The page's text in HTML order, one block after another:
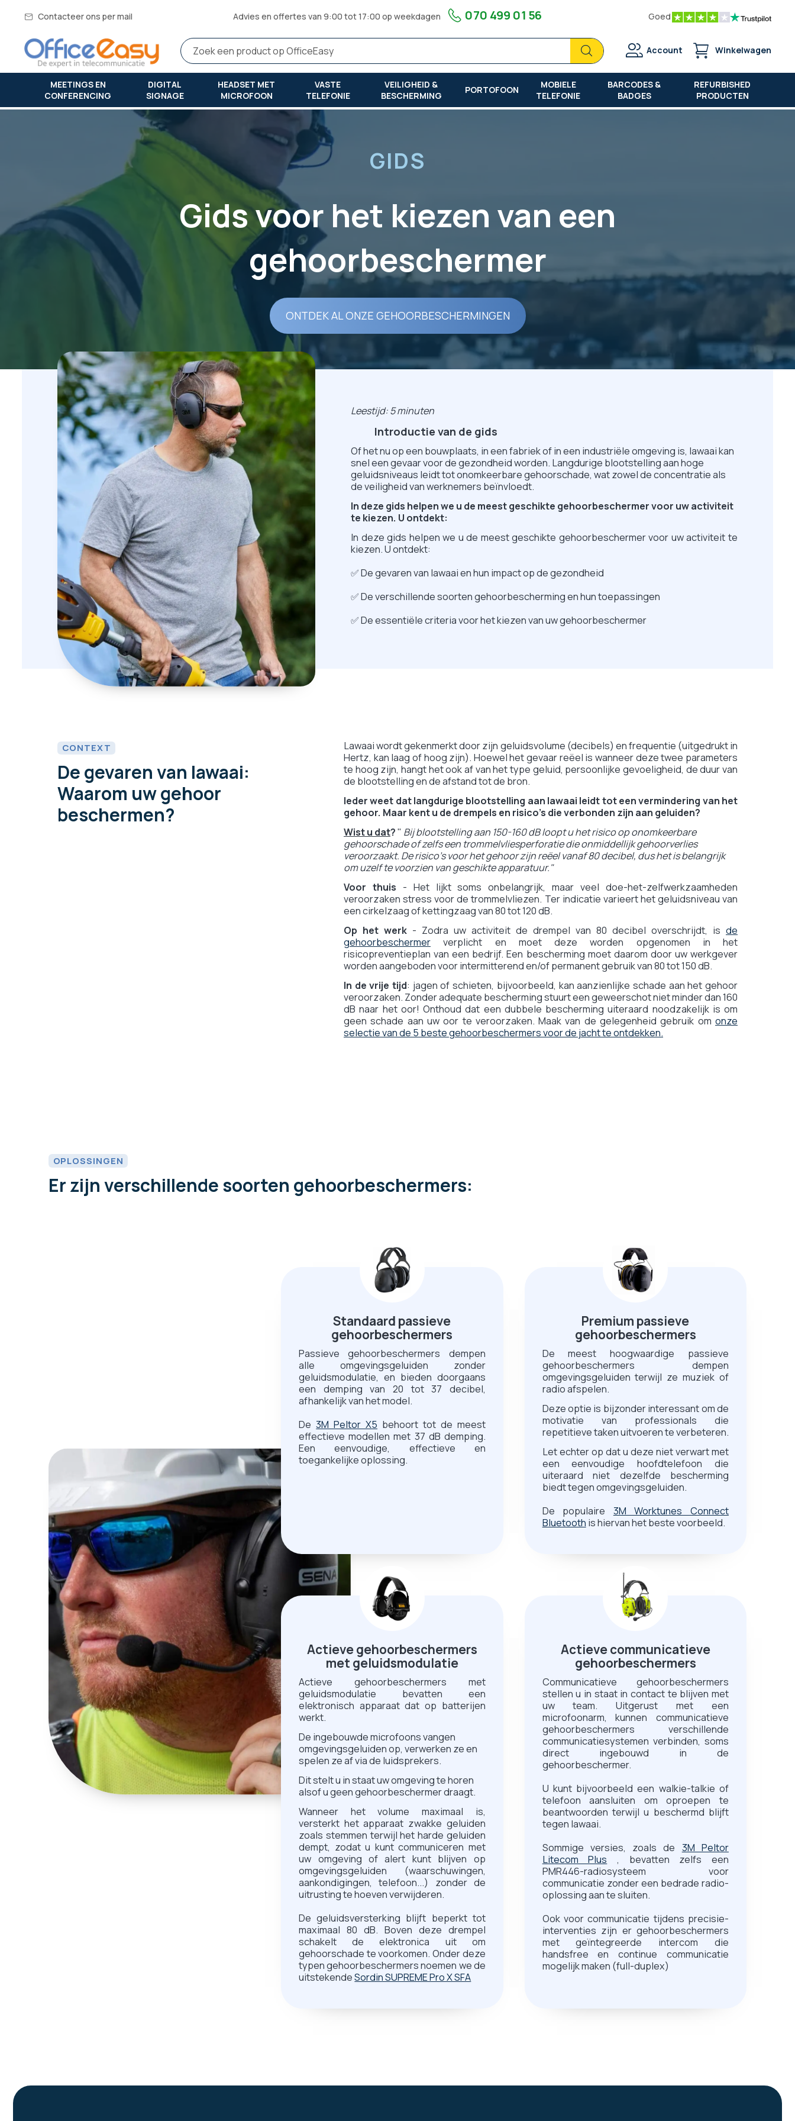
Contacteer ons per mail Advies en offertes van 9:00 tot 17:00 op weekdagen 070 499 01 56 Goed
Zoek
Zoek
Account Winkelwagen
MEETINGS EN
CONFERENCING
DIGITAL
SIGNAGE
HEADSET MET
MICROFOON
VASTE
TELEFONIE
VEILIGHEID &
BESCHERMING
PORTOFOON
MOBIELE
TELEFONIE
BARCODES &
BADGES
REFURBISHED
PRODUCTEN
Thuis koopgids voor gehoorbeschermers
GIDS
Gids voor het kiezen van een
gehoorbeschermer
ONTDEK AL ONZE GEHOORBESCHERMINGEN
Leestijd: 5 minuten
Introductie van de gids
Of het nu op een bouwplaats, in een fabriek of in een industriële omgeving is, lawaai kan
snel een gevaar voor de gezondheid worden. Langdurige blootstelling aan hoge
geluidsniveaus leidt tot onomkeerbare gehoorschade, wat zowel de concentratie als
de veiligheid van werknemers beïnvloedt.
In deze gids helpen we u de meest geschikte gehoorbeschermer voor uw activiteit
te kiezen. U ontdekt:
In deze gids helpen we u de meest geschikte gehoorbeschermer voor uw activiteit te
kiezen. U ontdekt:
✅ De gevaren van lawaai en hun impact op de gezondheid
✅ De verschillende soorten gehoorbescherming en hun toepassingen
✅ De essentiële criteria voor het kiezen van uw gehoorbeschermer
CONTEXT
De gevaren van lawaai:
Waarom uw gehoor
beschermen?
Lawaai wordt gekenmerkt door zijn geluidsvolume (decibels) en frequentie (uitgedrukt in
Hertz, kan laag of hoog zijn). Hoewel het gevaar reëel is wanneer deze twee parameters
te hoog zijn, hangt het ook af van het type geluid, persoonlijke gevoeligheid, de duur van
de blootstelling en de afstand tot de bron.
Ieder weet dat langdurige blootstelling aan lawaai leidt tot een vermindering van het
gehoor. Maar kent u de drempels en risico's die verbonden zijn aan geluiden?
Wist u dat?" Bij blootstelling aan 150-160 dB loopt u het risico op onomkeerbare
gehoorschade of zelfs een trommelvliesperforatie die onmiddellijk gehoorverlies
veroorzaakt. De risico's voor het gehoor zijn reëel vanaf 80 decibel, dus het is belangrijk
om uzelf te voorzien van geschikte apparatuur."
Voor thuis - Het lijkt soms onbelangrijk, maar veel doe-het-zelfwerkzaamheden
veroorzaken stress voor de trommelvliezen. Ter indicatie varieert het geluidsniveau van
een cirkelzaag of kettingzaag van 80 tot 120 dB.
Op het werk - Zodra uw activiteit de drempel van 80 decibel overschrijdt, is de
gehoorbeschermer verplicht en moet deze worden opgenomen in het
risicopreventieplan van een bedrijf. Een bescherming moet daarom door uw werkgever
worden aangeboden voor intermitterend en/of permanent gebruik van 80 tot 150 dB.
In de vrije tijd: jagen of schieten, bijvoorbeeld, kan aanzienlijke schade aan het gehoor
veroorzaken. Zonder adequate bescherming stuurt een geweerschot niet minder dan 160
dB naar het oor! Onthoud dat een dubbele bescherming uiteraard noodzakelijk is om
geen schade aan uw oor te veroorzaken. Maak van de gelegenheid gebruik om onze
selectie van de 5 beste gehoorbeschermers voor de jacht te ontdekken.
OPLOSSINGEN
Er zijn verschillende soorten gehoorbeschermers:
Standaard passieve
gehoorbeschermers
Passieve gehoorbeschermers dempen
alle omgevingsgeluiden zonder
geluidsmodulatie, en bieden doorgaans
een demping van 20 tot 37 decibel,
afhankelijk van het model.
De3M Peltor X5 behoort tot de meest
effectieve modellen met 37 dB demping.
Een eenvoudige, effectieve en
toegankelijke oplossing.
Premium passieve
gehoorbeschermers
De meest hoogwaardige passieve
gehoorbeschermers dempen
omgevingsgeluiden terwijl ze muziek of
radio afspelen.
Deze optie is bijzonder interessant om de
motivatie van professionals die
repetitieve taken uitvoeren te verbeteren.
Let echter op dat u deze niet verwart met
een eenvoudige hoofdtelefoon die
uiteraard niet dezelfde bescherming
biedt tegen omgevingsgeluiden.
De populaire 3M Worktunes Connect
Bluetooth is hiervan het beste voorbeeld.
Actieve gehoorbeschermers
met geluidsmodulatie
Actieve gehoorbeschermers met
geluidsmodulatie bevatten een
elektronisch apparaat dat op batterijen
werkt.
De ingebouwde microfoons vangen
omgevingsgeluiden op, verwerken ze en
spelen ze af via de luidsprekers.
Dit stelt u in staat uw omgeving te horen
alsof u geen gehoorbeschermer draagt.
Wanneer het volume maximaal is,
versterkt het apparaat zwakke geluiden
zoals stemmen terwijl het harde geluiden
dempt, zodat u kunt communiceren met
uw omgeving of alert kunt blijven op
omgevingsgeluiden (waarschuwingen,
aankondigingen, telefoon...) zonder de
uitrusting te hoeven verwijderen.
De geluidsversterking blijft beperkt tot
maximaal 80 dB. Boven deze drempel
schakelt de elektronica uit om
gehoorschade te voorkomen. Onder deze
typen gehoorbeschermers noemen we de
uitstekendeSordin SUPREME Pro X SFA
Actieve communicatieve
gehoorbeschermers
Communicatieve gehoorbeschermers
stellen u in staat in contact te blijven met
uw team. Uitgerust met een
microfoonarm, kunnen communicatieve
gehoorbeschermers verschillende
communicatiesystemen verbinden, soms
direct ingebouwd in de
gehoorbeschermer.
U kunt bijvoorbeeld een walkie-talkie of
telefoon aansluiten om oproepen te
beantwoorden terwijl u beschermd blijft
tegen lawaai.
Sommige versies, zoals de 3M Peltor
Litecom Plus , bevatten zelfs een
PMR446-radiosysteem voor
communicatie zonder een bedrade radio-
oplossing aan te sluiten.
Ook voor communicatie tijdens precisie-
interventies zijn er gehoorbeschermers
met geïntegreerde intercom die
handsfree en continue communicatie
mogelijk maken (full-duplex)